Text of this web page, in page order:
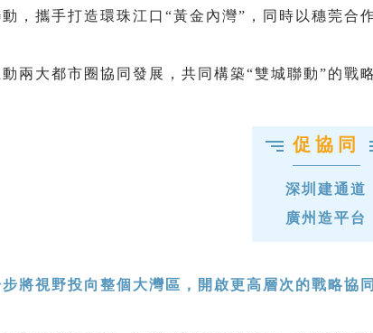
，攜手打造環珠江口“黃金內灣”，同時以穗莞合
兩大都市圈協同發展，共同構築“雙城聯動”的戰
促協同
深圳建通道
廣州造平台
將視野投向整個大灣區，開啟更高層次的戰略協同